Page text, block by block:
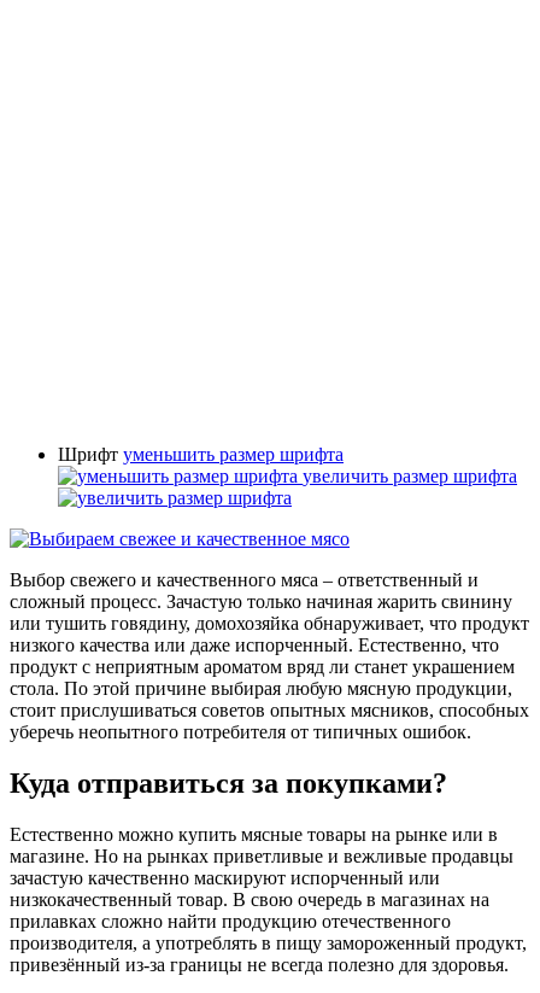
Шрифт уменьшить размер шрифта
увеличить размер шрифта
Выбор свежего и качественного мяса – ответственный и
сложный процесс. Зачастую только начиная жарить свинину
или тушить говядину, домохозяйка обнаруживает, что продукт
низкого качества или даже испорченный. Естественно, что
продукт с неприятным ароматом вряд ли станет украшением
стола. По этой причине выбирая любую мясную продукции,
стоит прислушиваться советов опытных мясников, способных
уберечь неопытного потребителя от типичных ошибок.
Куда отправиться за покупками?
Естественно можно купить мясные товары на рынке или в
магазине. Но на рынках приветливые и вежливые продавцы
зачастую качественно маскируют испорченный или
низкокачественный товар. В свою очередь в магазинах на
прилавках сложно найти продукцию отечественного
производителя, а употреблять в пищу замороженный продукт,
привезённый из-за границы не всегда полезно для здоровья.